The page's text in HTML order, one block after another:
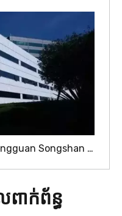
មូលដ្ឋានឧស្សាហកម្ម Huawei Dongguan Songshan Lake
ាក់ព័ន្ធ